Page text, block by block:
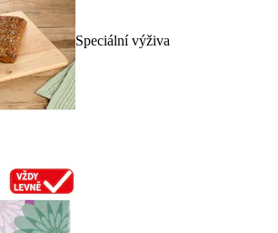
Speciální výživa